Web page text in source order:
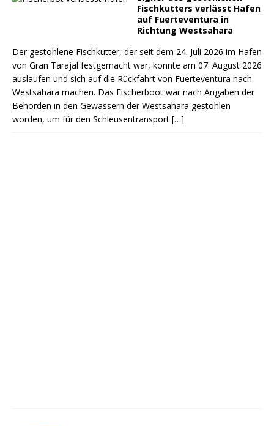
Fischkutters verlässt Hafen
auf Fuerteventura in
Richtung Westsahara
Der gestohlene Fischkutter, der seit dem 24. Juli 2026 im Hafen
von Gran Tarajal festgemacht war, konnte am 07. August 2026
auslaufen und sich auf die Rückfahrt von Fuerteventura nach
Westsahara machen. Das Fischerboot war nach Angaben der
Behörden in den Gewässern der Westsahara gestohlen
worden, um für den Schleusentransport […]